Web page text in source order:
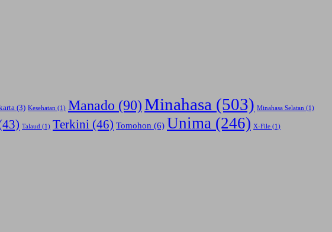
(3) Kesehatan (1) Manado (90) Minahasa (503) Minahasa Selatan (1)
Talaud (1) Terkini (46) Tomohon (6) Unima (246) X-File (1)